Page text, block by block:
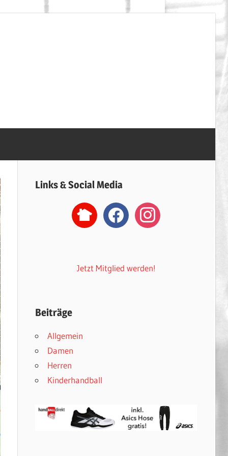
Links & Social Media
nextdoor2facebookinstagram
Jetzt Mitglied werden!
Beiträge
Allgemein
Damen
Herren
Kinderhandball